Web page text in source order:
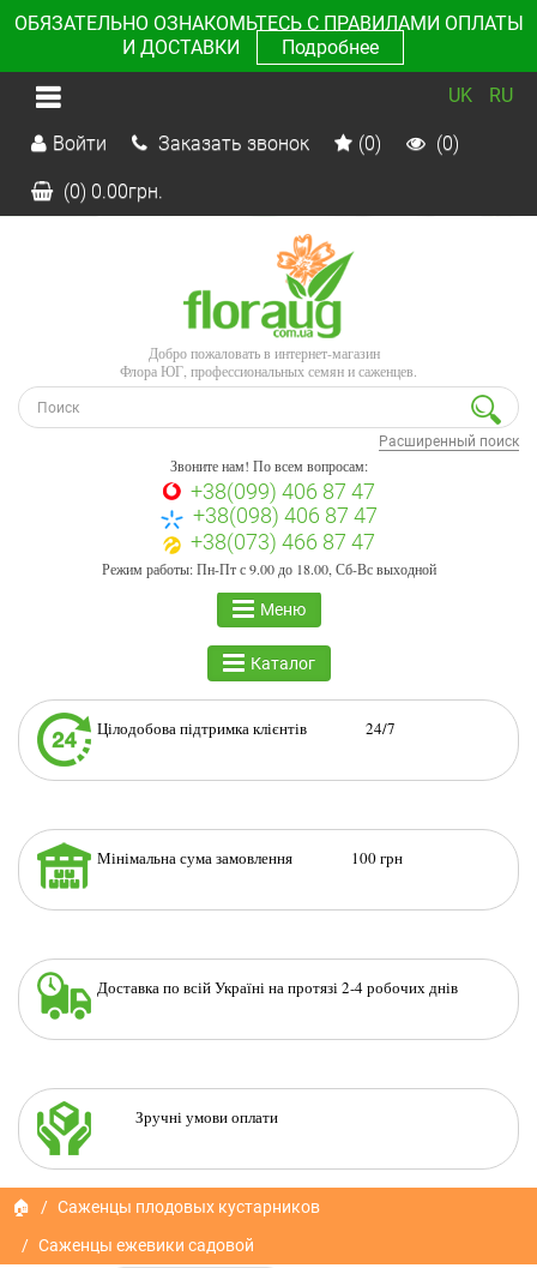
ОБЯЗАТЕЛЬНО ОЗНАКОМЬТЕСЬ С ПРАВИЛАМИ ОПЛАТЫ
И ДОСТАВКИ
Подробнее
UK RU
Войти Заказать звонок (0) (0)
(0) 0.00грн.
Добро пожаловать в интернет-магазин
Флора ЮГ, профессиональных семян и саженцев.
Расширенный поиск
Звоните нам! По всем вопросам:
+38(099) 406 87 47
+38(098) 406 87 47
+38(073) 466 87 47
Режим работы: Пн-Пт с 9.00 до 18.00, Сб-Вс выходной
Меню
Каталог
Цілодобова підтримка клієнтів 24/7
Мінімальна сума замовлення 100 грн
Доставка по всій Україні на протязі 2-4 робочих днів
Зручні умови оплати
🏠
Саженцы плодовых кустарников
Саженцы ежевики садовой